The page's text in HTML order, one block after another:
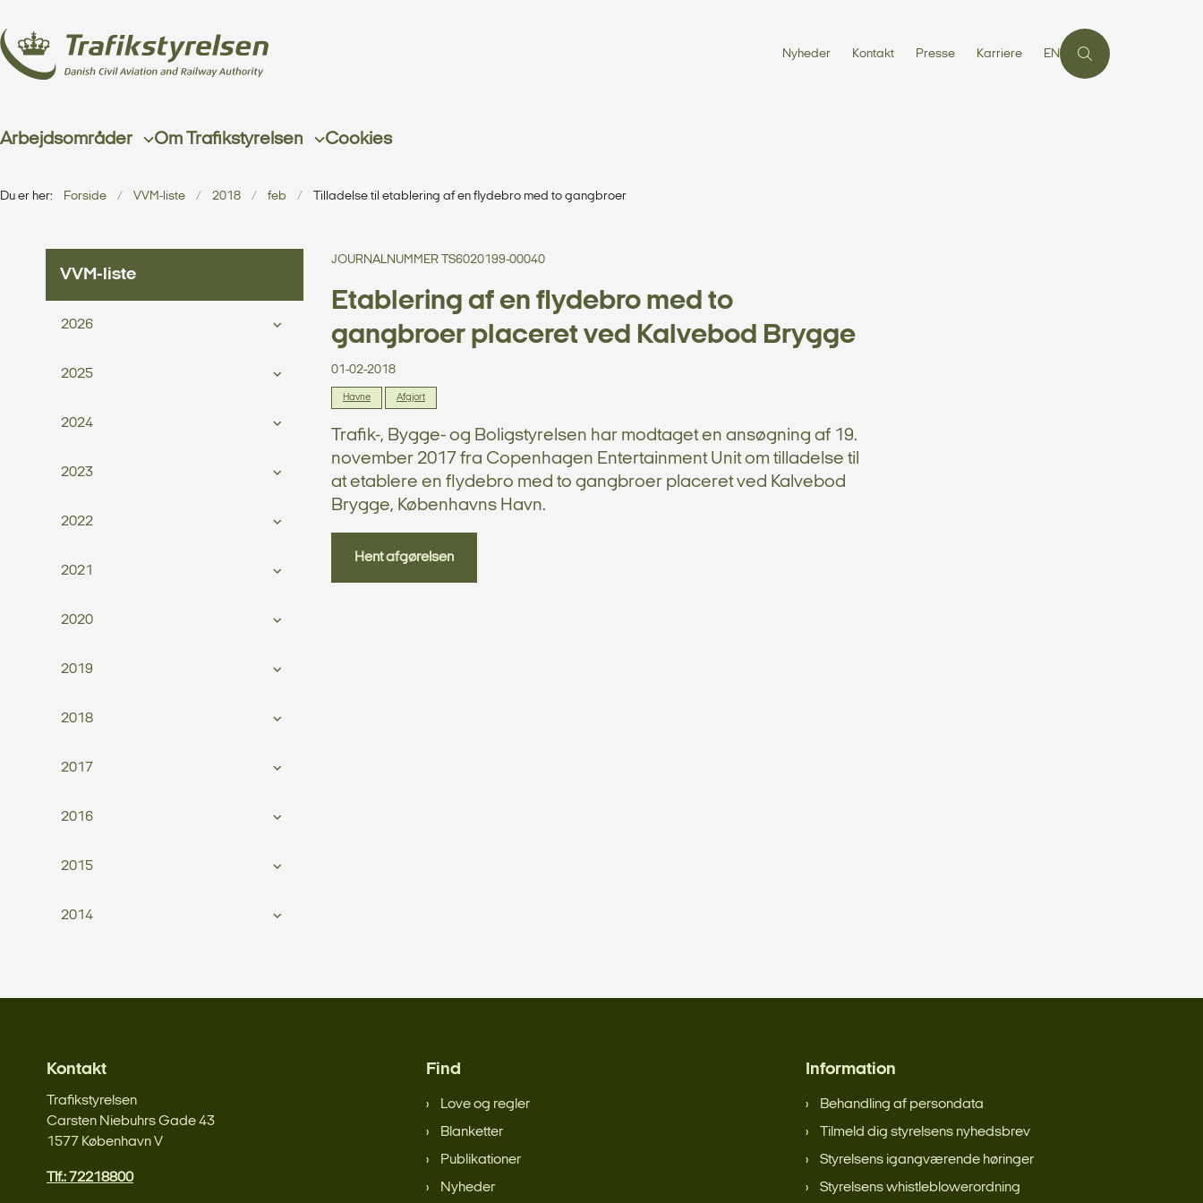
Nyheder Kontakt Presse Karriere EN
Arbejdsområder Om Trafikstyrelsen Cookies
Du er her: Forside VVM-liste 2018 feb Tilladelse til etablering af en flydebro med to gangbroer
VVM-liste
2026
2025
2024
2023
2022
2021
2020
2019
2018
2017
2016
2015
2014
JOURNALNUMMER TS6020199-00040
Etablering af en flydebro med to
gangbroer placeret ved Kalvebod Brygge
01-02-2018
Havne Afgjort
Trafik-, Bygge- og Boligstyrelsen har modtaget en ansøgning af 19.
november 2017 fra Copenhagen Entertainment Unit om tilladelse til
at etablere en flydebro med to gangbroer placeret ved Kalvebod
Brygge, Københavns Havn.
Hent afgørelsen
Kontakt
Trafikstyrelsen
Carsten Niebuhrs Gade 43
1577 København V
Tlf.: 72218800
Find
Love og regler
Blanketter
Publikationer
Nyheder
Information
Behandling af persondata
Tilmeld dig styrelsens nyhedsbrev
Styrelsens igangværende høringer
Styrelsens whistleblowerordning